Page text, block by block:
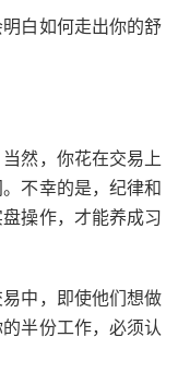
白如何走出你的舒
然，你花在交易上
不幸的是，纪律和
操作，才能养成习
中，即使他们想做
半份工作，必须认